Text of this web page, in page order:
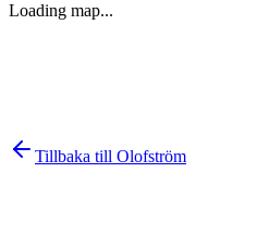
Loading map...
Tillbaka till Olofström